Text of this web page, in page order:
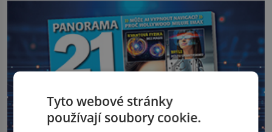
Tyto webové stránky
používají soubory cookie.